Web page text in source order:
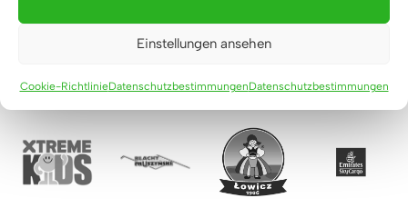
Einstellungen ansehen
Cookie-RichtlinieDatenschutzbestimmungenDatenschutzbestimmungen
Diese Firmen vertrauen uns